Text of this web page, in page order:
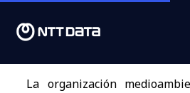
La organización